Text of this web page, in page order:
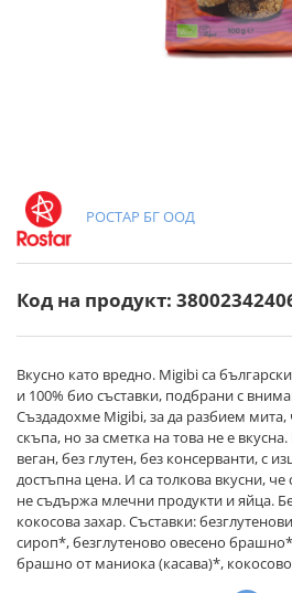
РОСТАР БГ ООД
Код на продукт:
Вкусно като вредно. Migibi са
и 100% био съставки, подбрани с
Създадохме Migibi, за да разбием мита,
скъпа, но за сметка на това не е
веган, без глутен, без консерванти, с
достъпна цена. И са толкова вкусни,
не съдържа млечни продукти и яйца.
кокосова захар. Съставки:
сироп*, безглутеново овесено
брашно от маниока (касава)*,